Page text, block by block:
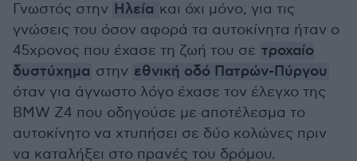
Γνωστός στην Ηλεία και όχι μόνο, για τις
γνώσεις του όσον αφορά τα αυτοκίνητα ήταν ο
45χρονος που έχασε τη ζωή του σε τροχαίο
δυστύχημα στην εθνική οδό Πατρών-Πύργου
όταν για άγνωστο λόγο έχασε τον έλεγχο της
BMW Z4 που οδηγούσε με αποτέλεσμα το
αυτοκίνητο να χτυπήσει σε δύο κολώνες πριν
να καταλήξει στο πρανές του δρόμου.